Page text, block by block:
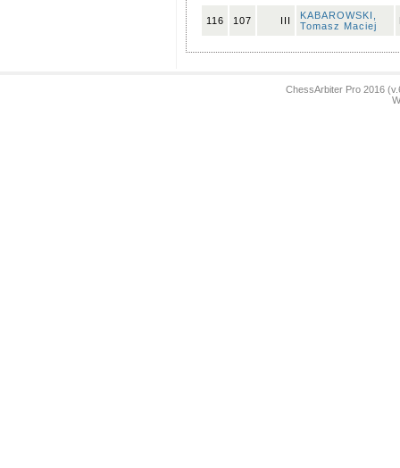
116 107 III
KABAROWSKI,
Tomasz Maciej
ChessArbiter Pro 2016